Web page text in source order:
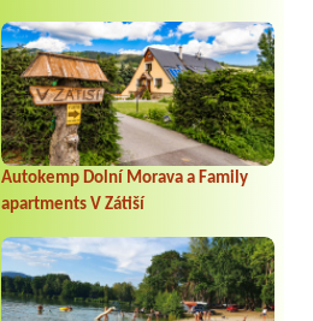
Autokemp Dolní Morava a Family
apartments V Zátiší